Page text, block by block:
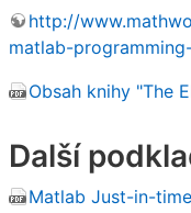
http://
matlab-
Obsah knihy "The
Další
Matlab Just-in-